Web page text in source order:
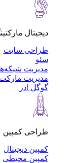
دیجیتال
طراحی سایت
سئو
مدیریت
مدیریت
گوگل ادز
طراحی کمپین
کمپین دیجیتال
کمپین محیطی